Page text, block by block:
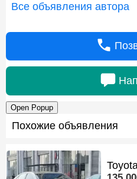
Все объявления автора
Open Popup
Похожие объявления